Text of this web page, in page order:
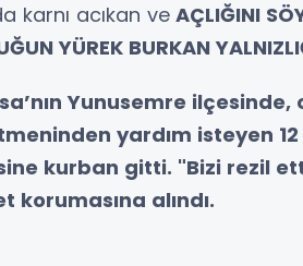
karnı acıkan veAÇLIĞINI
YÜREK BURKAN
Yunusemre ilçesinde,
yardım isteyen 12
kurban gitti. "Bizi rezil
korumasına alındı.